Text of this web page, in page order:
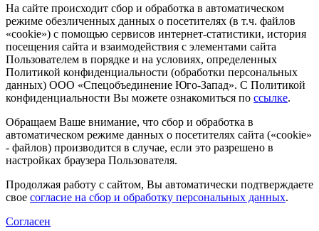
На сайте происходит сбор и обработка в автоматическом
режиме обезличенных данных о посетителях (в т.ч. файлов
«cookie») с помощью сервисов интернет-статистики, история
посещения сайта и взаимодействия с элементами сайта
Пользователем в порядке и на условиях, определенных
Политикой конфиденциальности (обработки персональных
данных) ООО «Спецобъединение Юго-Запад». С Политикой
конфиденциальности Вы можете ознакомиться по ссылке.
Обращаем Ваше внимание, что сбор и обработка в
автоматическом режиме данных о посетителях сайта («cookie»
- файлов) производится в случае, если это разрешено в
настройках браузера Пользователя.
Продолжая работу с сайтом, Вы автоматически подтверждаете
свое согласие на сбор и обработку персональных данных.
Согласен